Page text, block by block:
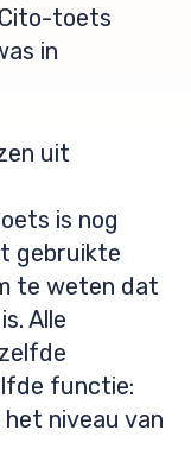
toets
in
uit
is nog
gebruikte
te weten dat
Alle
functie:
niveau van